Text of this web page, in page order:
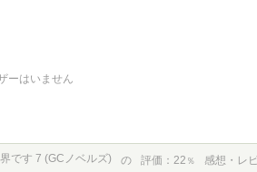
ーはいません
です 7 (GCノベルズ) の 評価 22 ％ 感想・レ